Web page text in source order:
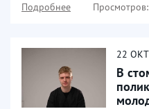
Подробнее
22
В